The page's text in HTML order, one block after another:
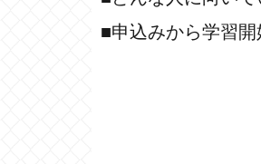
■申込みから学習